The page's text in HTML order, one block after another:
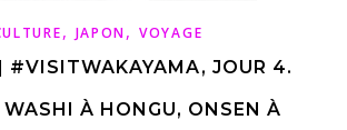
, JAPON,VOYAGE
#VISITWAKAYAMA, JOUR 4.
WASHI À HONGU, ONSEN À